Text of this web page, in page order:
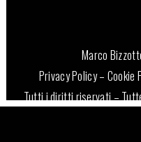
Marco
Privacy Policy– Cookie
Tutti i diritti riservati –